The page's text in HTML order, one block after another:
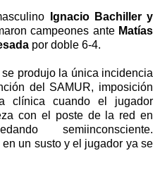
Ignacio Bachiller y
campeones ante Matías
por doble 6-4.
produjo la única incidencia
ón del SAMUR, imposición
cl ínica cuando el jugador
con el poste de la red en
semiinconsciente.
en un susto y el jugador ya se